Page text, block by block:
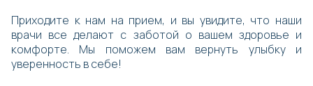
Приходите к нам на прием, и вы увидите, что наши
врачи все делают с заботой о вашем здоровье и
комфорте. Мы поможем вам вернуть улыбку и
уверенность в себе!